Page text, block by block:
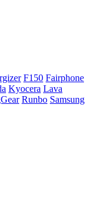
F150 Fairphone
Kyocera Lava
Runbo Samsung